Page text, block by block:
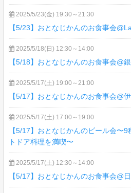
2025/5/23(金) 19:30～21:30
【5/23】おとなじかんのお食事会
2025/5/18(日) 12:30～14:00
【5/18】おとなじかんのお食事会@
2025/5/17(土) 19:00～21:00
【5/17】おとなじかんのお食事会@
2025/5/17(土) 17:00～19:00
【5/17】おとなじかんのビール会〜
トドア料理を満喫〜
2025/5/17(土) 12:30～14:00
【5/17】おとなじかんのお食事会@